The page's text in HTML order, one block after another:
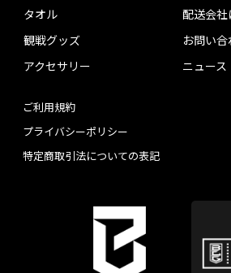
タオル
観戦グッズ
アクセサリー
配送会社
お問い合
ニュース
ご利用規約
プライバシーポリシー
特定商取引法についての表記